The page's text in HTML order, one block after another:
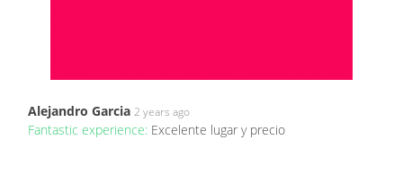
Alejandro Garcia 2 years ago
Fantastic experience: Excelente lugar y precio